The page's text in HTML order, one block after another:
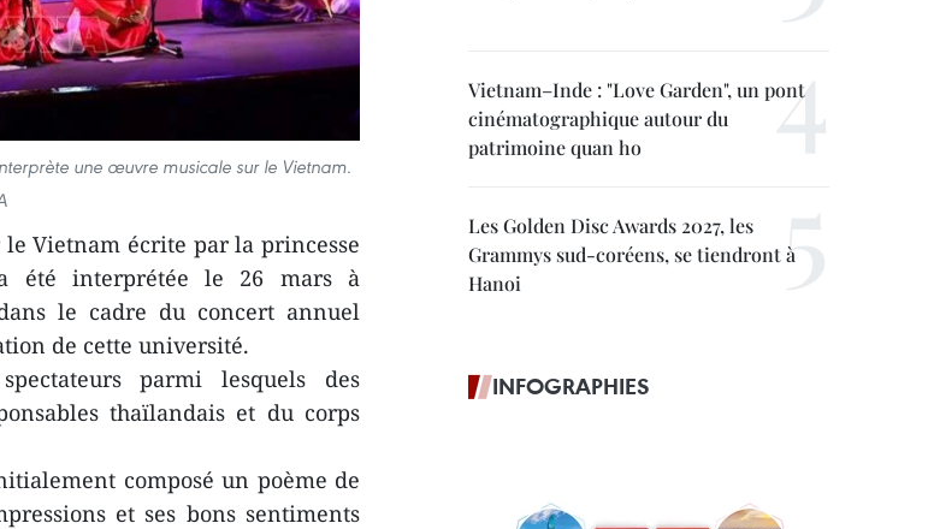
une œuvre musicale sur le Vietnam.
Vietnam écrite par la princesse
été interprétée le 26 mars à
le cadre du concert annuel
de cette université.
parmi lesquels des
thaïlandais et du corps
composé un poème de
et ses bons sentiments
Vietnam–Inde : "Love Garden", un pont
cinématographique autour du
patrimoine quan ho
Les Golden Disc Awards 2027, les
Grammys sud-coréens, se tiendront à
Hanoi
INFOGRAPHIES